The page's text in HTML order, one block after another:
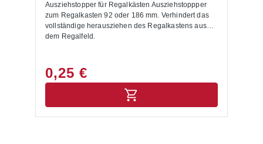
Ausziehstopper für Regalkästen Ausziehstoppper
zum Regalkasten 92 oder 186 mm. Verhindert das
vollständige herausziehen des Regalkastens aus
dem Regalfeld.
0,25 €